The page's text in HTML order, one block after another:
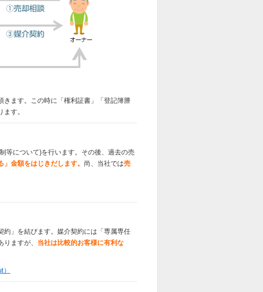
ます。この時に「権利証書」「登記簿謄
す。
等について)を行います。その後、過去の売
」金額をはじきだします。 尚、当社では売
」を結びます。媒介契約には「専属専任
ますが、 当社は比較的お客様に有利な